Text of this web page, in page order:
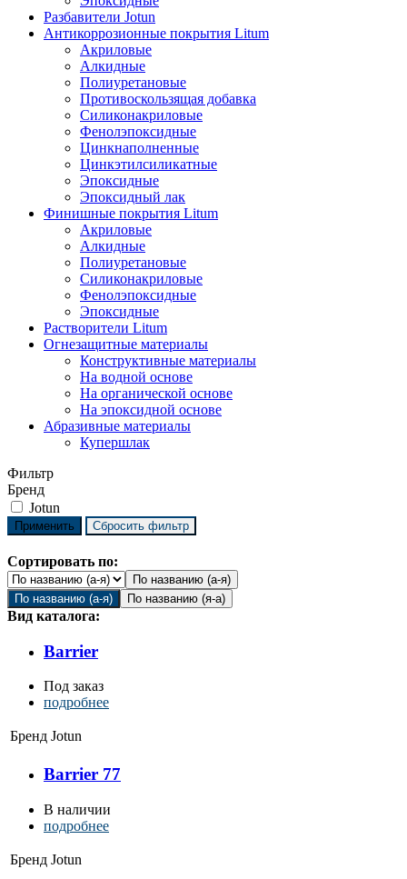
Разбавители Jotun
Антикоррозионные покрытия Litum
Акриловые
Алкидные
Полиуретановые
Противоскользящая добавка
Силиконакриловые
Фенолэпоксидные
Цинкнаполненные
Цинкэтилсиликатные
Эпоксидные
Эпоксидный лак
Финишные покрытия Litum
Акриловые
Алкидные
Полиуретановые
Силиконакриловые
Фенолэпоксидные
Эпоксидные
Растворители Litum
Огнезащитные материалы
Конструктивные материалы
На водной основе
На органической основе
На эпоксидной основе
Абразивные материалы
Купершлак
Фильтр
Бренд
Jotun
Сортировать по:
По названию (а-я)
По названию (а-я)
По названию (я-а)
Вид каталога:
Barrier
Под заказ
подробнее
Бренд Jotun
Barrier 77
В наличии
подробнее
Бренд Jotun